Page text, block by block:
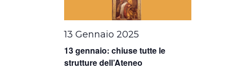
13 gennaio: chiuse tutte le
strutture dell’Ateneo
13 Gennaio 2025